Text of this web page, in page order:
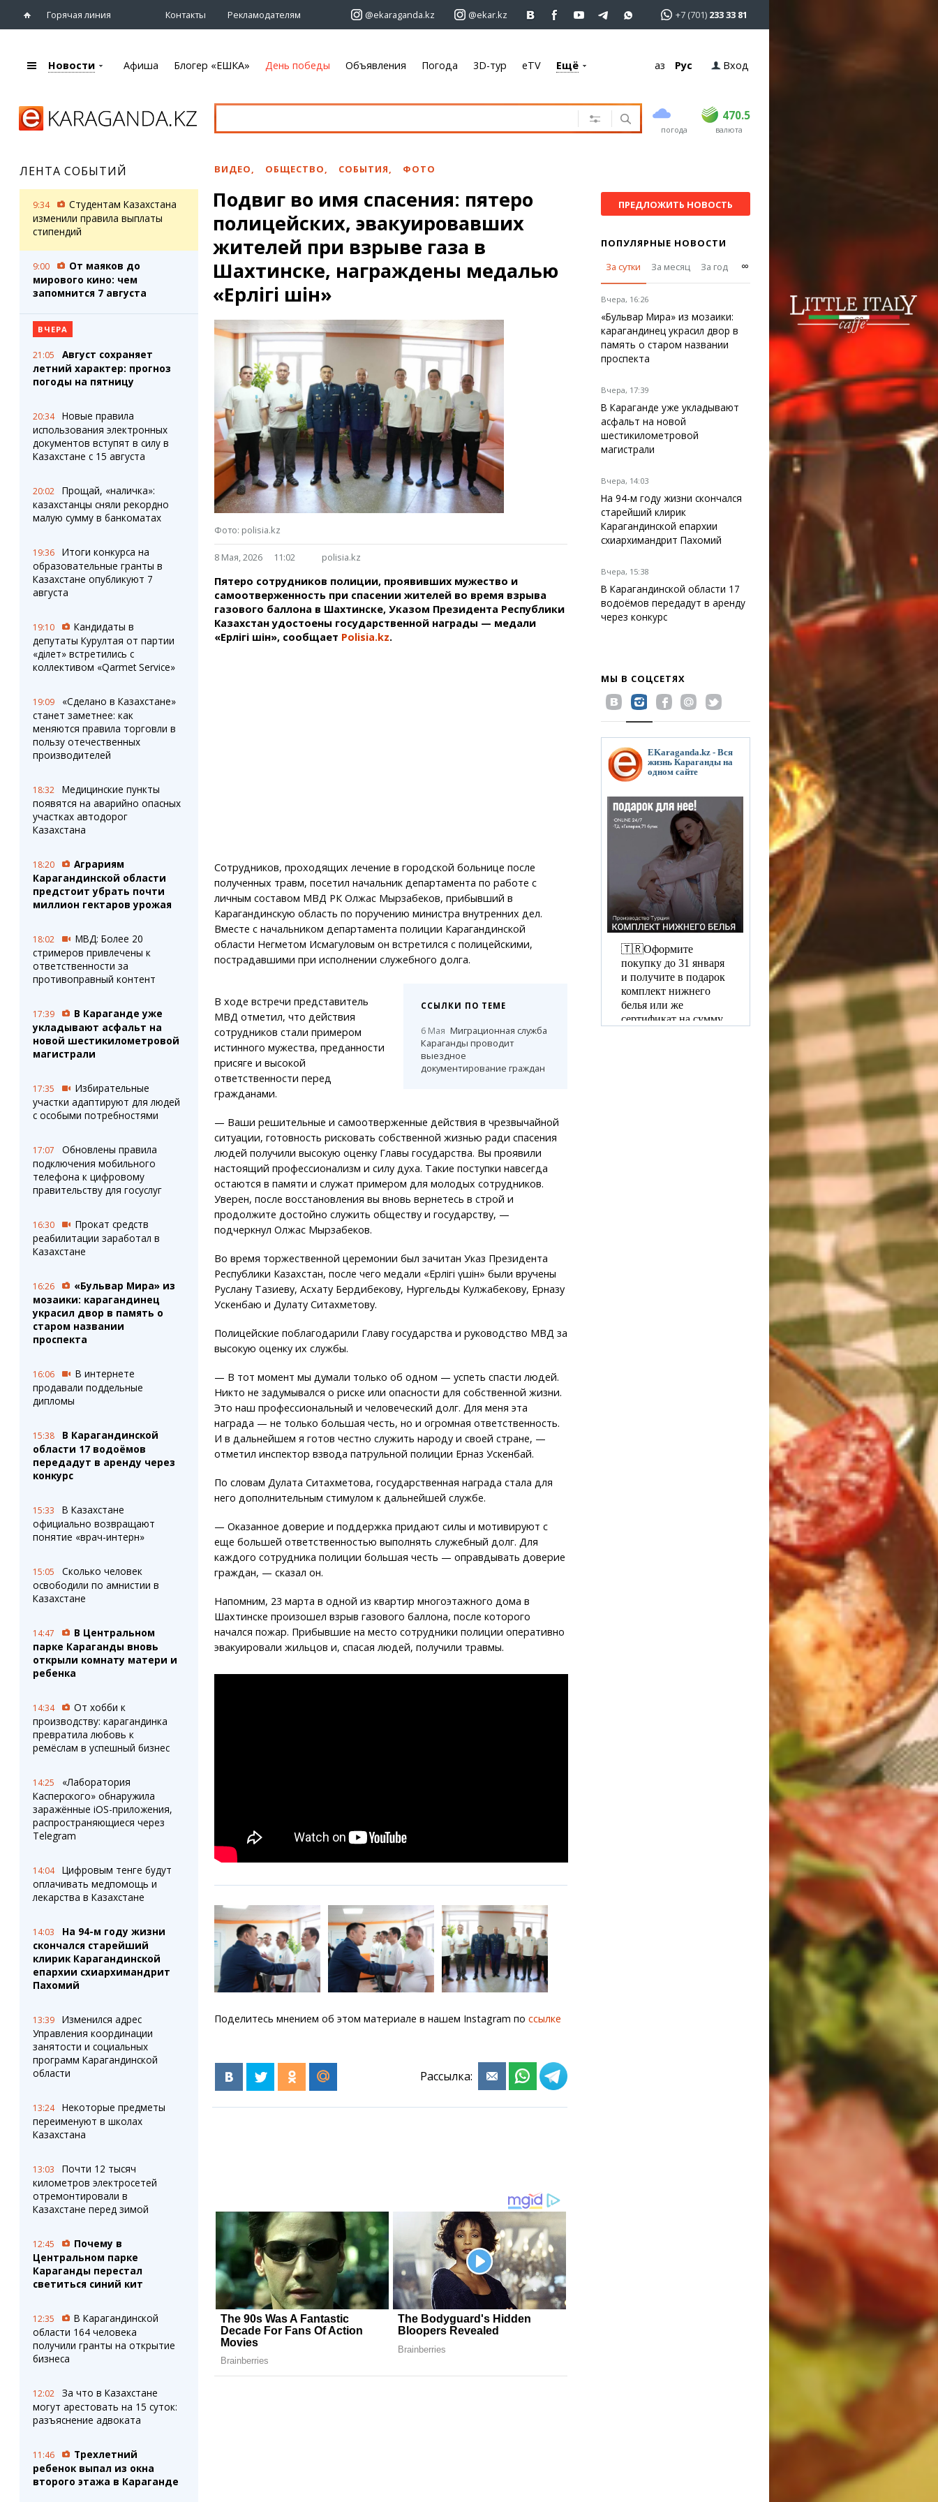
Горячая линия Контакты Рекламодателям @ekaraganda.kz @ekar.kz +7 (701) 233 33 81
Караганды
eTV
Рассылка новостей
Персоны
Афиша
Театры
Спорт
Выставки
Цирк и зоопарк
Объявления
Автомобили
Услуги
Электроника
Мебель
Блогер «ЕШКА»
Лента блогера
Штрихи
Фотокомиксы
Коллаж недели
Ешкин гороскоп
Карты
Web-камеры
Карта Караганды
Мой участковый
Перекрытие дорог
Погода
Балхаш
Медиа
Фото
Видео
Сервисы
Переводчик
Справочник
Расписание транспорта
Автобусные остановки
Экстренные службы
Каталог компаний
Купить шины, легко!
Новости Афиша Блогер «ЕШКА» День победы Объявления Погода 3D-тур eTV Ещё Қаз Рус Вход
погода
470.5
USD 469 470.5
EUR валюта
ЛЕНТА СОБЫТИЙ
9:34
Студентам Казахстана
изменили правила выплаты
стипендий
9:00
От маяков до
мирового кино: чем
запомнится 7 августа
ВЧЕРА
21:05
Август сохраняет
летний характер: прогноз
погоды на пятницу
20:34
Новые правила
использования электронных
документов вступят в силу в
Казахстане с 15 августа
20:02
Прощай, «наличка»:
казахстанцы сняли рекордно
малую сумму в банкоматах
19:36
Итоги конкурса на
образовательные гранты в
Казахстане опубликуют 7
августа
19:10
Кандидаты в
депутаты Курултая от партии
«Әділет» встретились с
коллективом «Qarmet Service»
19:09
«Сделано в Казахстане»
станет заметнее: как
меняются правила торговли в
пользу отечественных
производителей
18:32
Медицинские пункты
появятся на аварийно опасных
участках автодорог
Казахстана
18:20
Аграриям
Карагандинской области
предстоит убрать почти
миллион гектаров урожая
18:02
МВД: Более 20
стримеров привлечены к
ответственности за
противоправный контент
17:39
В Караганде уже
укладывают асфальт на
новой шестикилометровой
магистрали
17:35
Избирательные
участки адаптируют для людей
с особыми потребностями
17:07
Обновлены правила
подключения мобильного
телефона к цифровому
правительству для госуслуг
16:30
Прокат средств
реабилитации заработал в
Казахстане
16:26
«Бульвар Мира» из
мозаики: карагандинец
украсил двор в память о
старом названии
проспекта
16:06
В интернете
продавали поддельные
дипломы
15:38
В Карагандинской
области 17 водоёмов
передадут в аренду через
конкурс
15:33
В Казахстане
официально возвращают
понятие «врач-интерн»
15:05
Сколько человек
освободили по амнистии в
Казахстане
14:47
В Центральном
парке Караганды вновь
открыли комнату матери и
ребенка
14:34
От хобби к
производству: карагандинка
превратила любовь к
ремёслам в успешный бизнес
14:25
«Лаборатория
Касперского» обнаружила
заражённые iOS-приложения,
распространяющиеся через
Telegram
14:04
Цифровым тенге будут
оплачивать медпомощь и
лекарства в Казахстане
14:03
На 94-м году жизни
скончался старейший
клирик Карагандинской
епархии схиархимандрит
Пахомий
13:39
Изменился адрес
Управления координации
занятости и социальных
программ Карагандинской
области
13:24
Некоторые предметы
переименуют в школах
Казахстана
13:03
Почти 12 тысяч
километров электросетей
отремонтировали в
Казахстане перед зимой
12:45
Почему в
Центральном парке
Караганды перестал
светиться синий кит
12:35
В Карагандинской
области 164 человека
получили гранты на открытие
бизнеса
12:02
За что в Казахстане
могут арестовать на 15 суток:
разъяснение адвоката
11:46
Трехлетний
ребенок выпал из окна
второго этажа в Караганде
ВИДЕО, ОБЩЕСТВО, СОБЫТИЯ, ФОТО
Подвиг во имя спасения: пятеро
полицейских, эвакуировавших
жителей при взрыве газа в
Шахтинске, награждены медалью
«Ерлігі үшін»
Фото: polisia.kz
8 Мая, 2026 11:02 polisia.kz
Пятеро сотрудников полиции, проявивших мужество и
самоотверженность при спасении жителей во время взрыва
газового баллона в Шахтинске, Указом Президента Республики
Казахстан удостоены государственной награды — медали
«Ерлігі үшін», сообщает Polisia.kz.
Сотрудников, проходящих лечение в городской больнице после
полученных травм, посетил начальник департамента по работе с
личным составом МВД РК Олжас Мырзабеков, прибывший в
Карагандинскую область по поручению министра внутренних дел.
Вместе с начальником департамента полиции Карагандинской
области Негметом Исмагуловым он встретился с полицейскими,
пострадавшими при исполнении служебного долга.
ССЫЛКИ ПО ТЕМЕ
6 Мая Миграционная служба
Караганды проводит
выездное
документирование граждан
В ходе встречи представитель
МВД отметил, что действия
сотрудников стали примером
истинного мужества, преданности
присяге и высокой
ответственности перед
гражданами.
— Ваши решительные и самоотверженные действия в чрезвычайной
ситуации, готовность рисковать собственной жизнью ради спасения
людей получили высокую оценку Главы государства. Вы проявили
настоящий профессионализм и силу духа. Такие поступки навсегда
остаются в памяти и служат примером для молодых сотрудников.
Уверен, после восстановления вы вновь вернетесь в строй и
продолжите достойно служить обществу и государству, —
подчеркнул Олжас Мырзабеков.
Во время торжественной церемонии был зачитан Указ Президента
Республики Казахстан, после чего медали «Ерлігі үшін» были вручены
Руслану Тазиеву, Асхату Бердибекову, Нургельды Кулжабекову, Ерназу
Ускенбаю и Дулату Ситахметову.
Полицейские поблагодарили Главу государства и руководство МВД за
высокую оценку их службы.
— В тот момент мы думали только об одном — успеть спасти людей.
Никто не задумывался о риске или опасности для собственной жизни.
Это наш профессиональный и человеческий долг. Для меня эта
награда — не только большая честь, но и огромная ответственность.
И в дальнейшем я готов честно служить народу и своей стране, —
отметил инспектор взвода патрульной полиции Ерназ Ускенбай.
По словам Дулата Ситахметова, государственная награда стала для
него дополнительным стимулом к дальнейшей службе.
— Оказанное доверие и поддержка придают силы и мотивируют с
еще большей ответственностью выполнять служебный долг. Для
каждого сотрудника полиции большая честь — оправдывать доверие
граждан, — сказал он.
Напомним, 23 марта в одной из квартир многоэтажного дома в
Шахтинске произошел взрыв газового баллона, после которого
начался пожар. Прибывшие на место сотрудники полиции оперативно
эвакуировали жильцов и, спасая людей, получили травмы.
Поделитесь мнением об этом материале в нашем Instagram по ссылке
Рассылка:
ПРЕДЛОЖИТЬ НОВОСТЬ
ПОПУЛЯРНЫЕ НОВОСТИ
За сутки
За месяц За год ∞
Вчера, 16:26
«Бульвар Мира» из мозаики:
карагандинец украсил двор в
память о старом названии
проспекта
Вчера, 17:39
В Караганде уже укладывают
асфальт на новой
шестикилометровой
магистрали
Вчера, 14:03
На 94-м году жизни скончался
старейший клирик
Карагандинской епархии
схиархимандрит Пахомий
Вчера, 15:38
В Карагандинской области 17
водоёмов передадут в аренду
через конкурс
МЫ В СОЦСЕТЯХ
EKaraganda.kz - Вся
жизнь Караганды на
одном сайте